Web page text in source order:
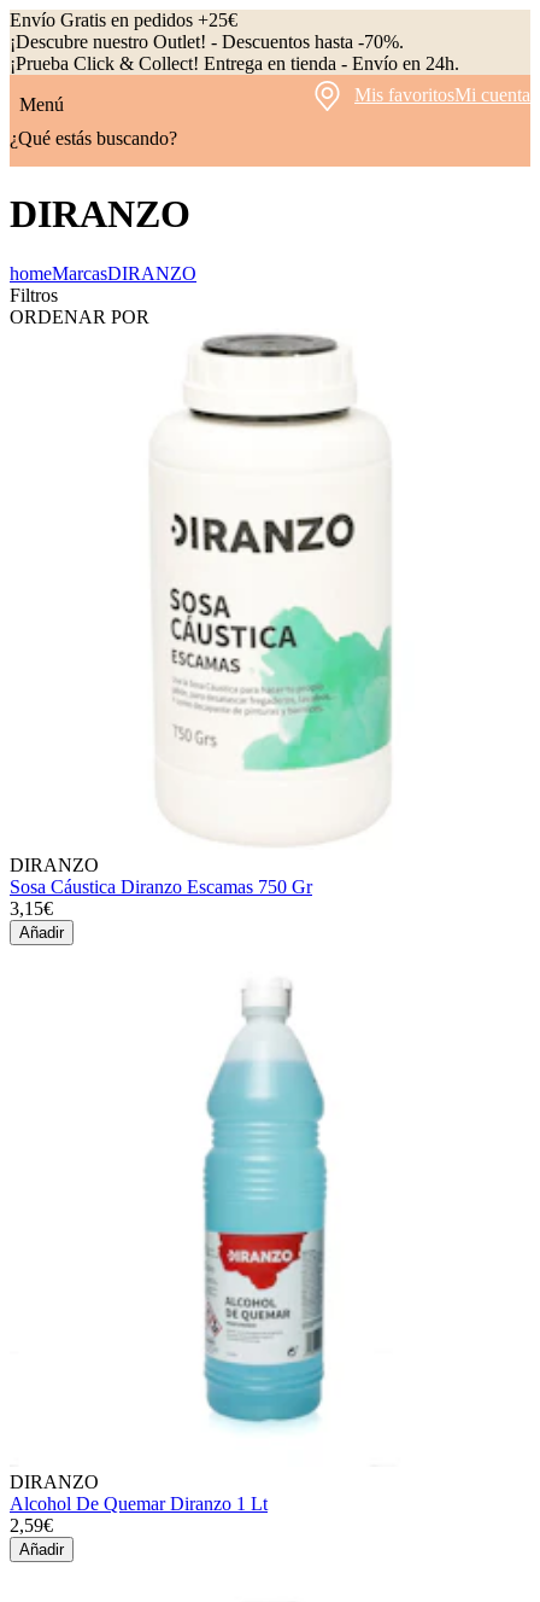
Envío Gratis en pedidos +25€
¡Descubre nuestro Outlet! - Descuentos hasta -70%.
¡Prueba Click & Collect! Entrega en tienda - Envío en 24h.
Menú
Mis favoritosMi cuenta
¿Qué estás buscando?
DIRANZO
homeMarcasDIRANZO
Filtros
ORDENAR POR
DIRANZO
Sosa Cáustica Diranzo Escamas 750 Gr
3,15€
Añadir
DIRANZO
Alcohol De Quemar Diranzo 1 Lt
2,59€
Añadir